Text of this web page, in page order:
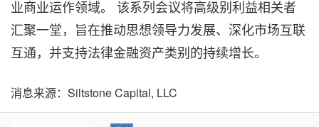
业商业运作领域。 该系列会议将高级别利益相关者
汇聚一堂，旨在推动思想领导力发展、深化市场互联
互通，并支持法律金融资产类别的持续增长。
消息来源：Siltstone Capital, LLC